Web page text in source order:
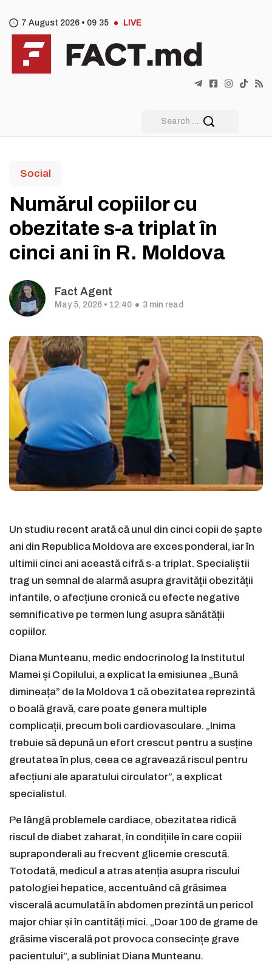
7 August 2026 • 09 35 LIVE
Social
Numărul copiilor cu
obezitate s-a triplat în
cinci ani în R. Moldova
Fact Agent
May 5, 2026 • 12:40 3 min read
Un studiu recent arată că unul din cinci copii de șapte
ani din Republica Moldova are exces ponderal, iar în
ultimii cinci ani această cifră s-a triplat. Specialiștii
trag un semnal de alarmă asupra gravității obezității
infantile, o afecțiune cronică cu efecte negative
semnificative pe termen lung asupra sănătății
copiilor.
Diana Munteanu, medic endocrinolog la Institutul
Mamei și Copilului, a explicat la emisiunea „Bună
dimineața” de la Moldova 1 că obezitatea reprezintă
o boală gravă, care poate genera multiple
complicații, precum boli cardiovasculare. „Inima
trebuie să depună un efort crescut pentru a susține
greutatea în plus, ceea ce agravează riscul pentru
afecțiuni ale aparatului circulator”, a explicat
specialistul.
Pe lângă problemele cardiace, obezitatea ridică
riscul de diabet zaharat, în condițiile în care copiii
supraponderali au frecvent glicemie crescută.
Totodată, medicul a atras atenția asupra riscului
patologiei hepatice, accentuând că grăsimea
viscerală acumulată în abdomen prezintă un pericol
major chiar și în cantități mici. „Doar 100 de grame de
grăsime viscerală pot provoca consecințe grave
pacientului”, a subliniat Diana Munteanu.